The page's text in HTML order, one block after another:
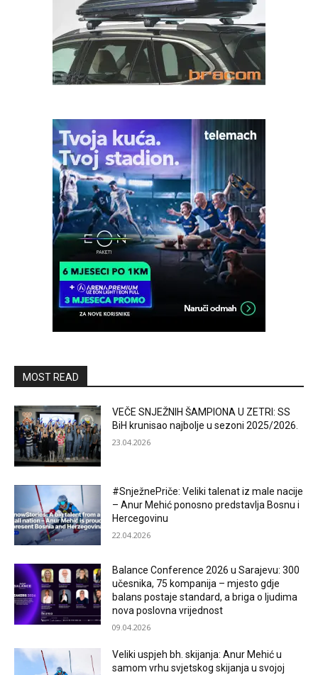
MOST READ
VEČE SNJEŽNIH ŠAMPIONA U ZETRI: SS
BiH krunisao najbolje u sezoni 2025/2026.
23.04.2026
#SnježnePriče: Veliki talenat iz male nacije
– Anur Mehić ponosno predstavlja Bosnu i
Hercegovinu
22.04.2026
Balance Conference 2026 u Sarajevu: 300
učesnika, 75 kompanija – mjesto gdje
balans postaje standard, a briga o ljudima
nova poslovna vrijednost
09.04.2026
Veliki uspjeh bh. skijanja: Anur Mehić u
samom vrhu svjetskog skijanja u svojoj